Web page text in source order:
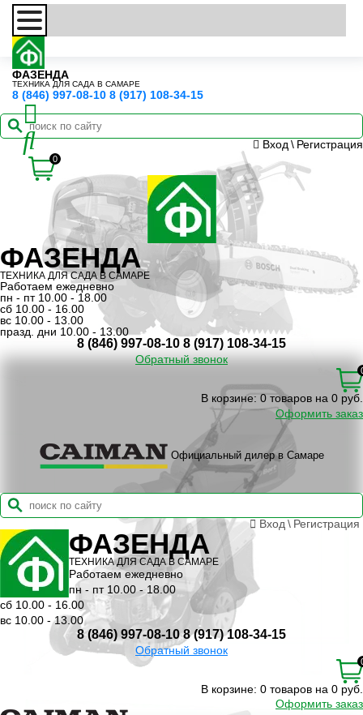
ФАЗЕНДА
ТЕХНИКА ДЛЯ САДА В САМАРЕ
8 (846) 997-08-10 8 (917) 108-34-15
0
Вход \ Регистрация
ФАЗЕНДА
ТЕХНИКА ДЛЯ САДА В САМАРЕ
Работаем ежедневно
пн - пт 10.00 - 18.00
сб 10.00 - 16.00
вс 10.00 - 13.00
празд. дни 10.00 - 13.00
8 (846) 997-08-10 8 (917) 108-34-15
Обратный звонок
В корзине: 0 товаров на 0 руб.
Оформить заказ
Официальный дилер в Самаре
Вход \ Регистрация
ФАЗЕНДА
ТЕХНИКА ДЛЯ САДА В САМАРЕ
Работаем ежедневно
пн - пт 10.00 - 18.00
сб 10.00 - 16.00
вс 10.00 - 13.00
8 (846) 997-08-10 8 (917) 108-34-15
Обратный звонок
В корзине: 0 товаров на 0 руб.
Оформить заказ